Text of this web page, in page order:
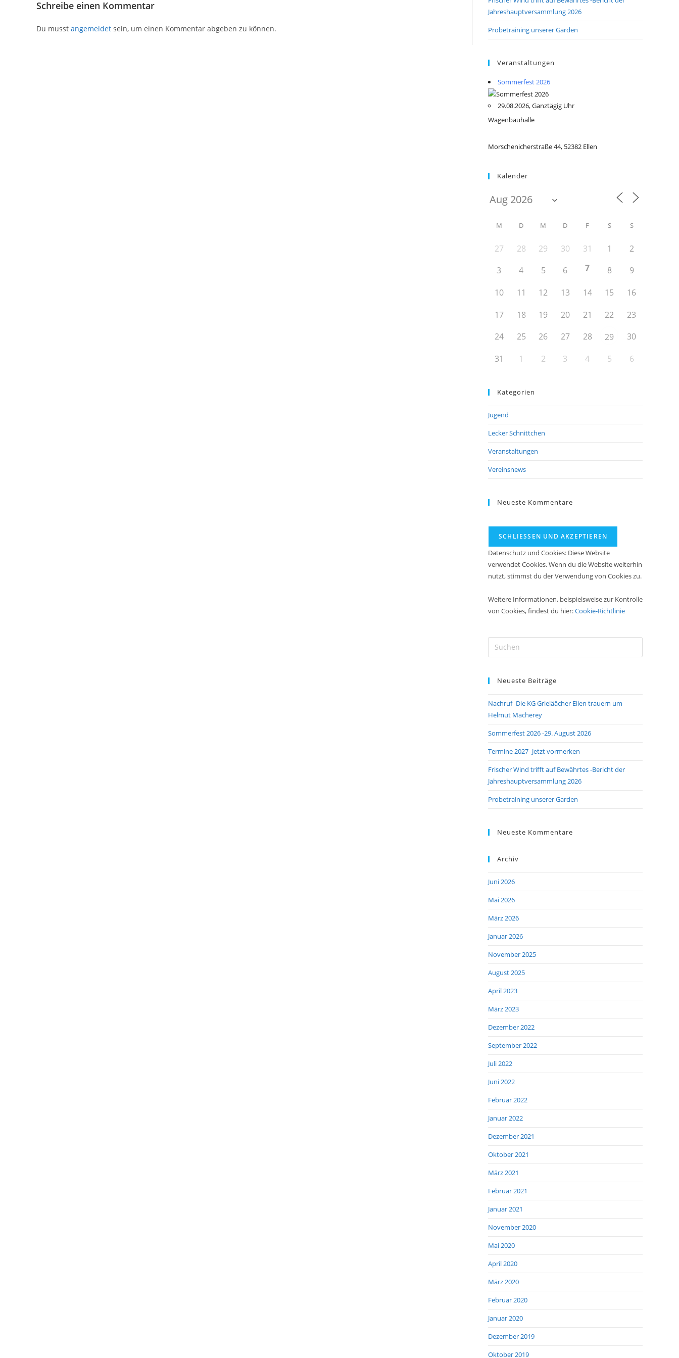
Schreibe einen Kommentar
Du musst angemeldet sein, um einen Kommentar abgeben zu können.
Jahreshauptversammlung 2026
Probetraining unserer Garden
Veranstaltungen
Sommerfest 2026
29.08.2026, Ganztägig Uhr
Wagenbauhalle
Morschenicherstraße 44, 52382 Ellen
Kalender
M D M D F S S
27 28 29 30 31 1
2
3
4 5 6 7 8
9
10
11 12 13 14 15
16
17
18 19 20 21 22
23
24
25 26 27 28 29
30
31
1 2 3 4 5 6
Kategorien
Jugend
Lecker Schnittchen
Veranstaltungen
Vereinsnews
Neueste Kommentare
Datenschutz und Cookies: Diese Website
verwendet Cookies. Wenn du die Website weiterhin
nutzt, stimmst du der Verwendung von Cookies zu.
Weitere Informationen, beispielsweise zur Kontrolle
von Cookies, findest du hier:Cookie-Richtlinie
Escape
Neueste Beiträge
Nachruf -Die KG Grieläächer Ellen trauern um
Helmut Macherey
Sommerfest 2026 -29. August 2026
Termine 2027 -Jetzt vormerken
Frischer Wind trifft auf Bewährtes -Bericht der
Jahreshauptversammlung 2026
Probetraining unserer Garden
Neueste Kommentare
Archiv
Juni 2026
Mai 2026
März 2026
Januar 2026
November 2025
August 2025
April 2023
März 2023
Dezember 2022
September 2022
Juli 2022
Juni 2022
Februar 2022
Januar 2022
Dezember 2021
Oktober 2021
März 2021
Februar 2021
Januar 2021
November 2020
Mai 2020
April 2020
März 2020
Februar 2020
Januar 2020
Dezember 2019
Oktober 2019